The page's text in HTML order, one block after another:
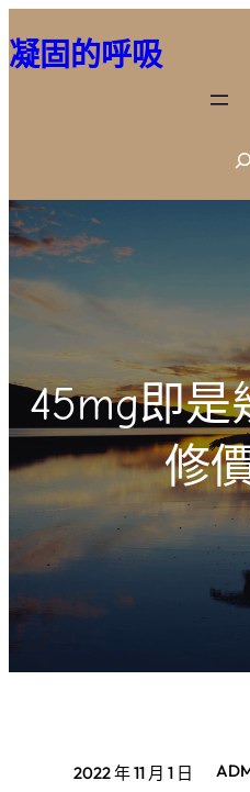
至
容
凝固的呼吸
S
e
45mg即是
修
2022 年 11 月 1 日